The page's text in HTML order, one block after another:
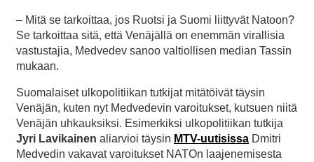
– Mitä se tarkoittaa, jos Ruotsi ja Suomi liittyvät Natoon?
Se tarkoittaa sitä, että Venäjällä on enemmän virallisia
vastustajia, Medvedev sanoo valtiollisen median Tassin
mukaan.
Suomalaiset ulkopolitiikan tutkijat mitätöivät täysin
Venäjän, kuten nyt Medvedevin varoitukset, kutsuen niitä
Venäjän uhkauksiksi. Esimerkiksi ulkopolitiikan tutkija
Jyri Lavikainen aliarvioi täysin MTV-uutisissa Dmitri
Medvedin vakavat varoitukset NATOn laajenemisesta